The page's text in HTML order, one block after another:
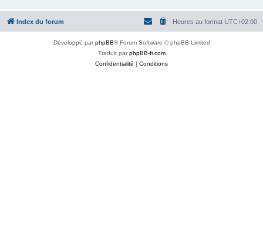
Index du forum Heures au format UTC+02:00
Développé parphpBB® Forum Software © phpBB Limited
Traduit parphpBB-fr.com
Confidentialité | Conditions